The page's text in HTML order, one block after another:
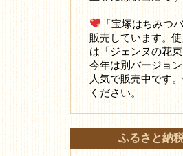
「宝塚はちみつ
販売しています。
は「ジェンヌの花
今年は別バージョ
人気で販売中です
ください。
ふるさと納